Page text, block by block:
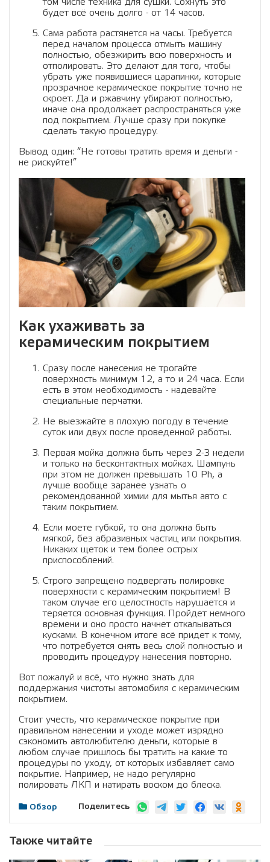
том числе техника для сушки. Сохнуть это
будет всё очень долго - от 14 часов.
Сама работа растянется на часы. Требуется
перед началом процесса отмыть машину
полностью, обезжирить всю поверхность и
отполировать. Это делают для того, чтобы
убрать уже появившиеся царапинки, которые
прозрачное керамическое покрытие точно не
скроет. Да и ржавчину убирают полностью,
иначе она продолжает распространяться уже
под покрытием. Лучше сразу при покупке
сделать такую процедуру.
Вывод один: “Не готовы тратить время и деньги -
не рискуйте!”
Как ухаживать за
керамическим покрытием
Сразу после нанесения не трогайте
поверхность минимум 12, а то и 24 часа. Если
есть в этом необходимость - надевайте
специальные перчатки.
Не выезжайте в плохую погоду в течение
суток или двух после проведенной работы.
Первая мойка должна быть через 2-3 недели
и только на бесконтактных мойках. Шампунь
при этом не должен превышать 10 Ph, а
лучше вообще заранее узнать о
рекомендованной химии для мытья авто с
таким покрытием.
Если моете губкой, то она должна быть
мягкой, без абразивных частиц или покрытия.
Никаких щеток и тем более острых
приспособлений.
Строго запрещено подвергать полировке
поверхности с керамическим покрытием! В
таком случае его целостность нарушается и
теряется основная функция. Пройдет немного
времени и оно просто начнет откалываться
кусками. В конечном итоге всё придет к тому,
что потребуется снять весь слой полностью и
проводить процедуру нанесения повторно.
Вот пожалуй и всё, что нужно знать для
поддержания чистоты автомобиля с керамическим
покрытием.
Стоит учесть, что керамическое покрытие при
правильном нанесении и уходе может изрядно
сэкономить автолюбителю деньги, которые в
любом случае пришлось бы тратить на какие то
процедуры по уходу, от которых избавляет само
покрытие. Например, не надо регулярно
полировать ЛКП и натирать воском до блеска.
Обзор Поделитесь
Также читайте